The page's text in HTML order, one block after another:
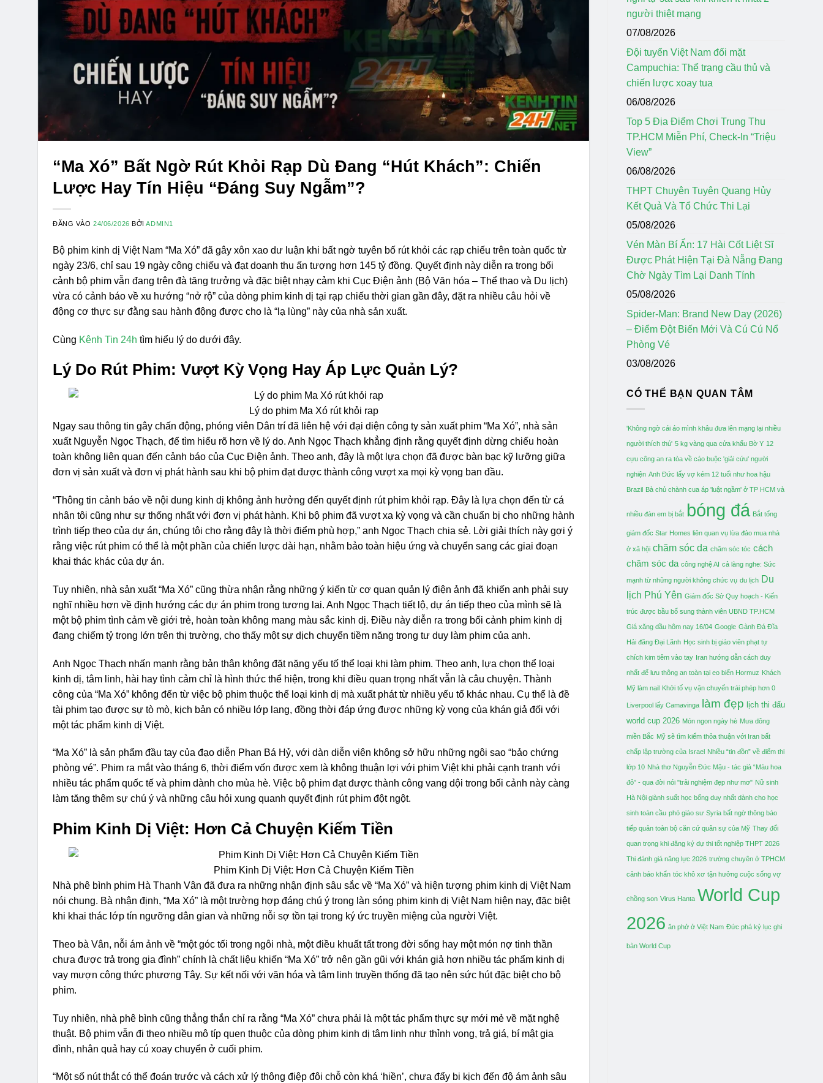
“Ma Xó” Bất Ngờ Rút Khỏi Rạp Dù Đang “Hút Khách”: Chiến
Lược Hay Tín Hiệu “Đáng Suy Ngẫm”?
ĐĂNG VÀO24/06/2026 BỞIADMIN1
Bộ phim kinh dị Việt Nam “Ma Xó” đã gây xôn xao dư luận khi bất ngờ tuyên bố rút khỏi các rạp chiếu trên toàn quốc từ
ngày 23/6, chỉ sau 19 ngày công chiếu và đạt doanh thu ấn tượng hơn 145 tỷ đồng. Quyết định này diễn ra trong bối
cảnh bộ phim vẫn đang trên đà tăng trưởng và đặc biệt nhạy cảm khi Cục Điện ảnh (Bộ Văn hóa – Thể thao và Du lịch)
vừa có cảnh báo về xu hướng “nở rộ” của dòng phim kinh dị tại rạp chiếu thời gian gần đây, đặt ra nhiều câu hỏi về
động cơ thực sự đằng sau hành động được cho là “lạ lùng” này của nhà sản xuất.
Cùng Kênh Tin 24h tìm hiểu lý do dưới đây.
Lý Do Rút Phim: Vượt Kỳ Vọng Hay Áp Lực Quản Lý?
Lý do phim Ma Xó rút khỏi rap
Ngay sau thông tin gây chấn động, phóng viên Dân trí đã liên hệ với đại diện công ty sản xuất phim “Ma Xó”, nhà sản
xuất Nguyễn Ngọc Thạch, để tìm hiểu rõ hơn về lý do. Anh Ngọc Thạch khẳng định rằng quyết định dừng chiếu hoàn
toàn không liên quan đến cảnh báo của Cục Điện ảnh. Theo anh, đây là một lựa chọn đã được bàn bạc kỹ lưỡng giữa
đơn vị sản xuất và đơn vị phát hành sau khi bộ phim đạt được thành công vượt xa mọi kỳ vọng ban đầu.
“Thông tin cảnh báo về nội dung kinh dị không ảnh hưởng đến quyết định rút phim khỏi rạp. Đây là lựa chọn đến từ cá
nhân tôi cũng như sự thống nhất với đơn vị phát hành. Khi bộ phim đã vượt xa kỳ vọng và cần chuẩn bị cho những hành
trình tiếp theo của dự án, chúng tôi cho rằng đây là thời điểm phù hợp,” anh Ngọc Thạch chia sẻ. Lời giải thích này gợi ý
rằng việc rút phim có thể là một phần của chiến lược dài hạn, nhằm bảo toàn hiệu ứng và chuyển sang các giai đoạn
khai thác khác của dự án.
Tuy nhiên, nhà sản xuất “Ma Xó” cũng thừa nhận rằng những ý kiến từ cơ quan quản lý điện ảnh đã khiến anh phải suy
nghĩ nhiều hơn về định hướng các dự án phim trong tương lai. Anh Ngọc Thạch tiết lộ, dự án tiếp theo của mình sẽ là
một bộ phim tình cảm về giới trẻ, hoàn toàn không mang màu sắc kinh dị. Điều này diễn ra trong bối cảnh phim kinh dị
đang chiếm tỷ trọng lớn trên thị trường, cho thấy một sự dịch chuyển tiềm năng trong tư duy làm phim của anh.
Anh Ngọc Thạch nhấn mạnh rằng bản thân không đặt nặng yếu tố thể loại khi làm phim. Theo anh, lựa chọn thể loại
kinh dị, tâm linh, hài hay tình cảm chỉ là hình thức thể hiện, trong khi điều quan trọng nhất vẫn là câu chuyện. Thành
công của “Ma Xó” không đến từ việc bộ phim thuộc thể loại kinh dị mà xuất phát từ nhiều yếu tố khác nhau. Cụ thể là đề
tài phim tạo được sự tò mò, kịch bản có nhiều lớp lang, đồng thời đáp ứng được những kỳ vọng của khán giả đối với
một tác phẩm kinh dị Việt.
“Ma Xó” là sản phẩm đầu tay của đạo diễn Phan Bá Hỷ, với dàn diễn viên không sở hữu những ngôi sao “bảo chứng
phòng vé”. Phim ra mắt vào tháng 6, thời điểm vốn được xem là không thuận lợi với phim Việt khi phải cạnh tranh với
nhiều tác phẩm quốc tế và phim dành cho mùa hè. Việc bộ phim đạt được thành công vang dội trong bối cảnh này càng
làm tăng thêm sự chú ý và những câu hỏi xung quanh quyết định rút phim đột ngột.
Phim Kinh Dị Việt: Hơn Cả Chuyện Kiếm Tiền
Phim Kinh Dị Việt: Hơn Cả Chuyện Kiếm Tiền
Nhà phê bình phim Hà Thanh Vân đã đưa ra những nhận định sâu sắc về “Ma Xó” và hiện tượng phim kinh dị Việt Nam
nói chung. Bà nhận định, “Ma Xó” là một trường hợp đáng chú ý trong làn sóng phim kinh dị Việt Nam hiện nay, đặc biệt
khi khai thác lớp tín ngưỡng dân gian và những nỗi sợ tồn tại trong ký ức truyền miệng của người Việt.
Theo bà Vân, nỗi ám ảnh về “một góc tối trong ngôi nhà, một điều khuất tất trong đời sống hay một món nợ tinh thần
chưa được trả trong gia đình” chính là chất liệu khiến “Ma Xó” trở nên gần gũi với khán giả hơn nhiều tác phẩm kinh dị
vay mượn công thức phương Tây. Sự kết nối với văn hóa và tâm linh truyền thống đã tạo nên sức hút đặc biệt cho bộ
phim.
Tuy nhiên, nhà phê bình cũng thẳng thắn chỉ ra rằng “Ma Xó” chưa phải là một tác phẩm thực sự mới mẻ về mặt nghệ
thuật. Bộ phim vẫn đi theo nhiều mô típ quen thuộc của dòng phim kinh dị tâm linh như thỉnh vong, trả giá, bí mật gia
đình, nhân quả hay cú xoay chuyển ở cuối phim.
“Một số nút thắt có thể đoán trước và cách xử lý thông điệp đôi chỗ còn khá ‘hiền’, chưa đẩy bi kịch đến độ ám ảnh sâu
người thiệt mạng
07/08/2026
Đội tuyển Việt Nam đối mặt
Campuchia: Thể trạng cầu thủ và
chiến lược xoay tua
06/08/2026
Top 5 Địa Điểm Chơi Trung Thu
TP.HCM Miễn Phí, Check-In “Triệu
View”
06/08/2026
THPT Chuyên Tuyên Quang Hủy
Kết Quả Và Tổ Chức Thi Lại
05/08/2026
Vén Màn Bí Ẩn: 17 Hài Cốt Liệt Sĩ
Được Phát Hiện Tại Đà Nẵng Đang
Chờ Ngày Tìm Lại Danh Tính
05/08/2026
Spider-Man: Brand New Day (2026)
– Điểm Đột Biến Mới Và Cú Cú Nổ
Phòng Vé
03/08/2026
CÓ THỂ BẠN QUAN TÂM
'Không ngờ cái áo mình khâu đưa lên mạng lại nhiều
người thích thú' 5 kg vàng qua cửa khẩu Bờ Y 12
cựu công an ra tòa về cáo buộc 'giải cứu' người
nghiện Anh Đức lấy vợ kém 12 tuổi như hoa hậu
Brazil Bà chủ chành cua áp 'luật ngầm' ở TP HCM và
nhiều đàn em bị bắt bóng đá Bắt tổng
giám đốc Star Homes liên quan vụ lừa đảo mua nhà
ở xã hội chăm sóc da chăm sóc tóc cách
chăm sóc da công nghệ AI cả làng nghe: Sức
mạnh từ những người không chức vụ du lịch Du
lịch Phú Yên Giám đốc Sở Quy hoạch - Kiến
trúc được bầu bổ sung thành viên UBND TP.HCM
Giá xăng dầu hôm nay 16/04 Google Gành Đá Đĩa
Hải đăng Đại Lãnh Học sinh bị giáo viên phạt tự
chích kim tiêm vào tay Iran hướng dẫn cách duy
nhất để lưu thông an toàn tại eo biển Hormuz Khách
Mỹ làm nail Khởi tố vụ vận chuyển trái phép hơn 0
Liverpool lấy Camavinga làm đẹp lịch thi đấu
world cup 2026 Món ngon ngày hè Mưa dông
miền Bắc Mỹ sẽ tìm kiếm thỏa thuận với Iran bất
chấp lập trường của Israel Nhiều “tin đồn” về điểm thi
lớp 10 Nhà thơ Nguyễn Đức Mậu - tác giả “Màu hoa
đỏ” - qua đời nói "trải nghiệm đẹp như mơ" Nữ sinh
Hà Nội giành suất học bổng duy nhất dành cho học
sinh toàn cầu phó giáo sư Syria bất ngờ thông báo
tiếp quản toàn bộ căn cứ quân sự của Mỹ Thay đổi
quan trọng khi đăng ký dự thi tốt nghiệp THPT 2026
Thi đánh giá năng lực 2026 trường chuyên ở TPHCM
cảnh báo khẩn tóc khô xơ tận hưởng cuộc sống vợ
chồng son Virus Hanta World Cup
2026 ăn phở ở Việt Nam Đức phá kỷ lục ghi
bàn World Cup